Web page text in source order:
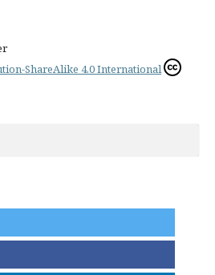
ShareAlike 4.0 International